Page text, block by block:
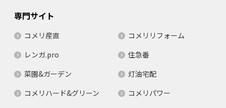
専門サイト
コメリ産直
コメリリフォーム
レンガ.pro
住急番
菜園&ガーデン
灯油宅配
コメリハード&グリーン
コメリパワー